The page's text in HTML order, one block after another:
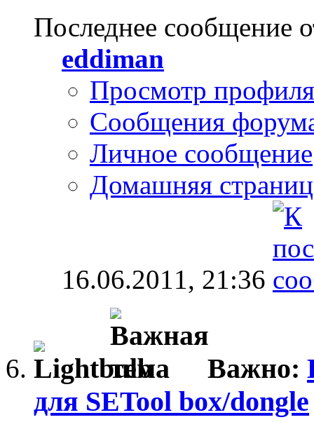
Последнее сообщение
eddiman
Просмотр профиля
Сообщения
Личное сообщение
Домашняя
16.06.2011, 21:36
Важно:
для SETool box/dongle